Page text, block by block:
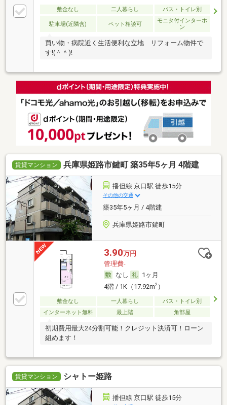
敷金なし 二人暮らし バス・トイレ別
駐車場(近隣含) ペット相談可
モニタ付インターホ
ン
買い物・病院近く生活便利な立地 リフォーム物件で
す!(＾＾)!
賃貸マンション 兵庫県姫路市鍵町 築35年5ヶ月 4階建
播但線 京口駅 徒歩15分
その他の交通
築35年5ヶ月 / 4階建
兵庫県姫路市鍵町
3.90万円
管理費-
なし
1ヶ月
4階 / 1K（17.92m2）
敷金なし 一人暮らし
バス・トイレ別
インターネット無料
最上階 角部屋
初期費用最大24分割可能！クレジット決済可！ローン
組めます！
賃貸マンション シャトー姫路
播但線 京口駅 徒歩15分